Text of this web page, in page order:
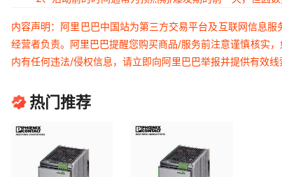
内容声明：阿里巴巴中国站为第三方交易平台及互联网信息
经营者负责。阿里巴巴提醒您购买商品/服务前注意谨慎核实
内有任何违法/侵权信息，请立即向阿里巴巴举报并提供有效线
热门推荐